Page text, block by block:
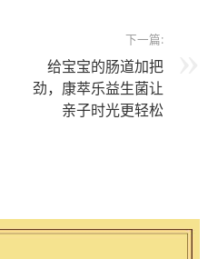
下一篇:
给宝宝的肠道加把
劲，康萃乐益生菌让
亲子时光更轻松